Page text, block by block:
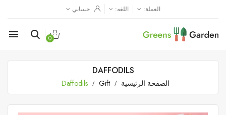
العملة: اللغه: حسابي
0

DAFFODILS
الصفحة الرئيسية Gift
Daffodils